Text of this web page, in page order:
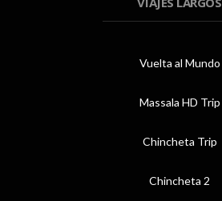
Vuelta al Mundo
Massala HD Trip
Chincheta Trip
Chincheta 2